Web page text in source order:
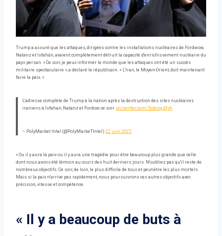
Trump a assuré que les attaques, dirigées contre les installations nucléaires de Fordwow,
Natanz et Isfahán, avaient complètement détruit la capacité d'enrichissement nucléaire du
pays persan. « Ce soir, je peux informer le monde que les attaques ont été un succès
militaire spectaculaire », a déclaré le républicain. « L'Iran, le Moyen-Orient, doit maintenant
faire la paix. »
L'adresse complète de Trump à la nation après la destruction des sites nucléaires
iraniens à Isfahan, Natanz et Fordow ce soir. pic.twitter.com/5cdcngz3yh
– PolyMarket Intel (@PolyMarkeTIntel) 22 juin 2025
« Ou il y aura la paix ou il y aura une tragédie pour être beaucoup plus grande que celle
dont nous avons été témoin au cours des huit derniers jours. N'oubliez pas qu'il reste de
nombreux objectifs. Ce soir, de loin, le plus difficile de tous et peut-être les plus mortels.
Mais si la paix n'arrive pas rapidement, nous poursuivrons ces autres objectifs avec
précision, vitesse et compétence.
« Il y a beaucoup de buts à